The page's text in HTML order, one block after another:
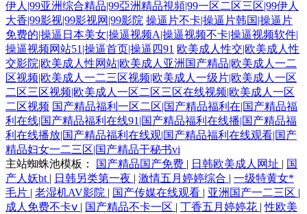
伊人|99亚洲综合精品|99亞洲精品視頻|99一区二区三区|99伊人
大香|99影视|99影视网|99影院 操逼片不卡|操逼片韩国|操逼片
免费的|操逼日本美女|操逼视频A|操逼视频不卡|操逼视频软件|
操逼视频网站51|操逼首页|操逼四91 欧美成人性交|欧美成人性
交影院|欧美成人性网站|欧美成人亚洲国产精品|欧美成人一二
区视频|欧美成人一二三区视频|欧美成人一级片|欧美成人一区
二区三区视频|欧美成人一区二区三区在线视频|欧美成人一区
二区视频 国产精品福利一区二区|国产精品福利在|国产精品福
利在线|国产精品福利在线91|国产精品福利在线播|国产精品福
利在线播放|国产精品福利在线观|国产精品福利在线观看|国产
精品妇女一二三区|国产精品干秘书vi
主站蜘蛛池模板：
国产精品国产免费 | 日韩欧美成人网址 | 国
产人妖bt | 日韩另类第一夜 | 激情五月婷婷综合 | 一级特黄女*
毛片 | 老湿机AV影院 | 国产传媒在线观看 | 亚洲国产一二三区 |
成人免费不卡ⅴ | 国产精品不卡一区 | 丁香五月婷婷花 |性欧美